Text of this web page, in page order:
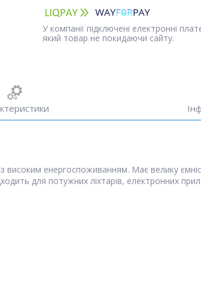
У компанії підключені електронні
який товар не покидаючи сайту.
високим енергоспоживанням. Має велику
для потужних ліхтарів, електронних